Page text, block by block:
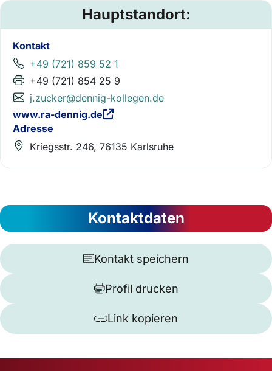
Hauptstandort:
Kontakt
+49 (721) 859 52 1
+49 (721) 854 25 9
j.zucker@dennig-kollegen.de
www.ra-dennig.de
Adresse
Kriegsstr. 246, 76135 Karlsruhe
Kontaktdaten
Kontakt speichern
Profil drucken
Link kopieren